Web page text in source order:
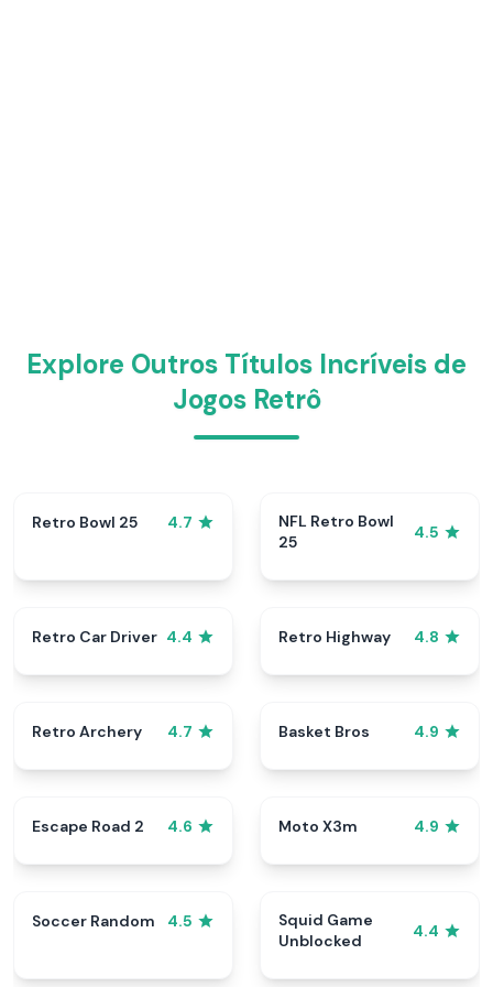
Explore Outros Títulos Incríveis de
Jogos Retrô
Retro Bowl 25 4.7
NFL Retro Bowl
25
4.5
Retro Car Driver 4.4 Retro Highway 4.8
Retro Archery 4.7 Basket Bros 4.9
Escape Road 2 4.6 Moto X3m 4.9
Soccer Random 4.5
Squid Game
Unblocked
4.4